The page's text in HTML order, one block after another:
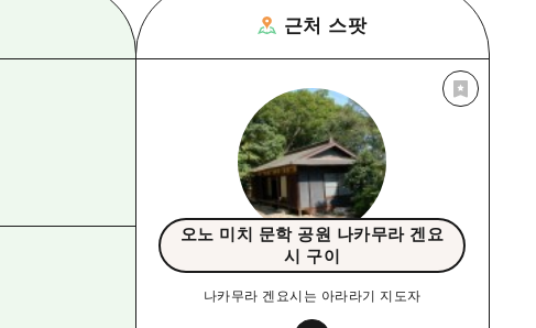
근처 스팟
오노 미치 문학 공원 나카무라 겐요
시 구이
나카무라 겐요시는 아라라기 지도자